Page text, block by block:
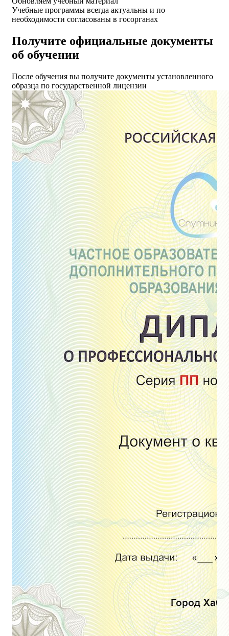
Учебные программы всегда актуальны и по
необходимости согласованы в госорганах
Получите официальные документы
об обучении
После обучения вы получите документы установленного
образца по государственной лицензии